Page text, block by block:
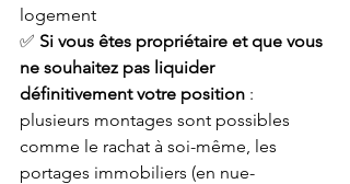
logement
✅ Si vous êtes propriétaire et que vous
ne souhaitez pas liquider
définitivement votre position :
plusieurs montages sont possibles
comme le rachat à soi-même, les
portages immobiliers (en nue-